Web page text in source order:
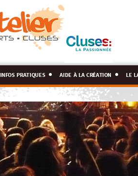
infos pratiques aide à la création le